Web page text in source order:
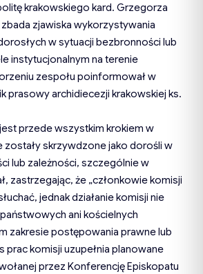
krakowskiego kard. Grzegorza
zjawiska wykorzystywania
w sytuacji bezbronności lub
instytucjonalnym na terenie
zespołu poinformował w
prasowy archidiecezji krakowskiej ks.
przede wszystkim krokiem w
zostały skrzywdzone jako dorośli w
lub zależności, szczególnie w
zastrzegając, że „członkowie komisji
jednak działanie komisji nie
ani kościelnych
zakresie postępowania prawne lub
prac komisji uzupełnia planowane
przez Konferencję Episkopatu